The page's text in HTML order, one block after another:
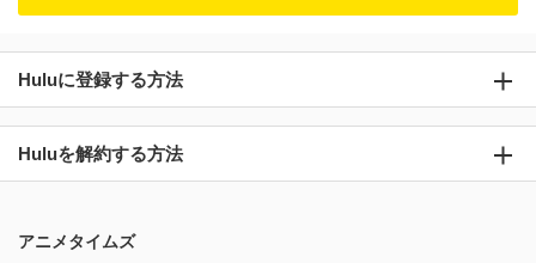
Huluに登録する方法
Huluを解約する方法
アニメタイムズ